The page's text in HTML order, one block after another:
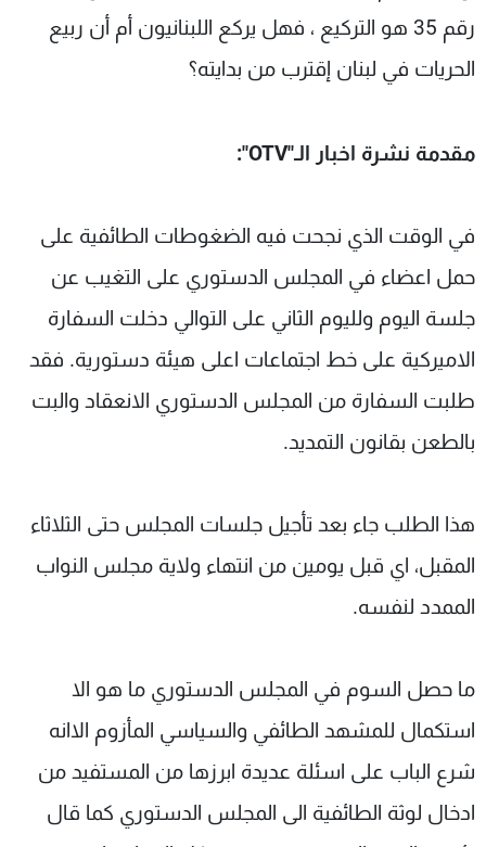
رقم 35 هو التركيع ، فهل يركع اللبنانيون أم أن ربيع
الحريات في لبنان إقترب من بدايته؟
مقدمة نشرة اخبار الـ"OTV":
في الوقت الذي نجحت فيه الضغوطات الطائفية على
حمل اعضاء في المجلس الدستوري على التغيب عن
جلسة اليوم ولليوم الثاني على التوالي دخلت السفارة
الاميركية على خط اجتماعات اعلى هيئة دستورية. فقد
طلبت السفارة من المجلس الدستوري الانعقاد والبت
بالطعن بقانون التمديد.
هذا الطلب جاء بعد تأجيل جلسات المجلس حتى الثلاثاء
المقبل، اي قبل يومين من انتهاء ولاية مجلس النواب
الممدد لنفسه.
ما حصل السوم في المجلس الدستوري ما هو الا
استكمال للمشهد الطائفي والسياسي المأزوم الاانه
شرع الباب على اسئلة عديدة ابرزها من المستفيد من
ادخال لوثة الطائفية الى المجلس الدستوري كما قال